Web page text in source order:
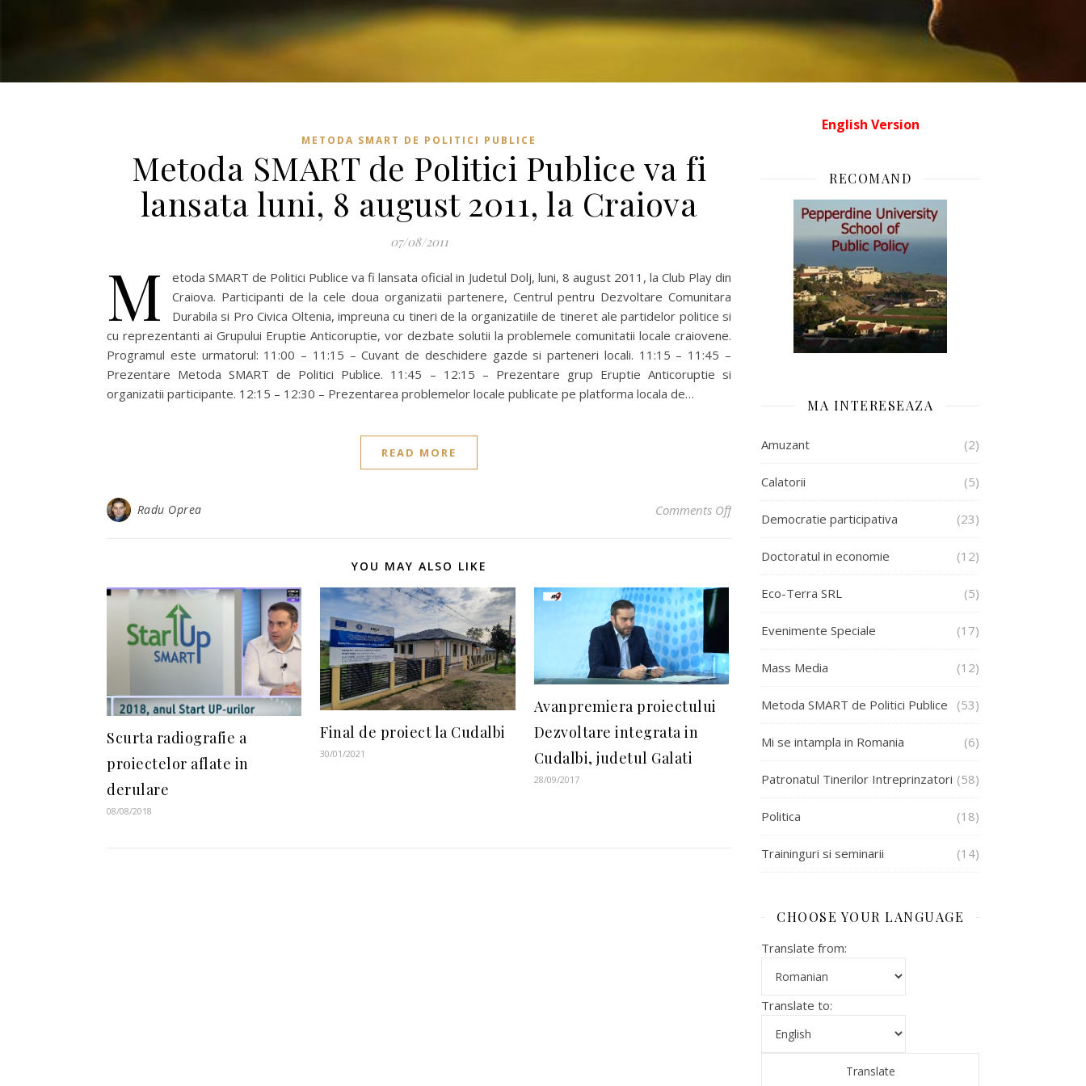
METODA SMART DE POLITICI PUBLICE
Metoda SMART de Politici Publice va fi
lansata luni, 8 august 2011, la Craiova
07/08/2011
M
etoda SMART de Politici Publice va fi lansata oficial in Judetul Dolj, luni, 8 august 2011, la Club Play din
Craiova. Participanti de la cele doua organizatii partenere, Centrul pentru Dezvoltare Comunitara
Durabila si Pro Civica Oltenia, impreuna cu tineri de la organizatiile de tineret ale partidelor politice si
cu reprezentanti ai Grupului Eruptie Anticoruptie, vor dezbate solutii la problemele comunitatii locale craiovene.
Programul este urmatorul: 11:00 – 11:15 – Cuvant de deschidere gazde si parteneri locali. 11:15 – 11:45 –
Prezentare Metoda SMART de Politici Publice. 11:45 – 12:15 – Prezentare grup Eruptie Anticoruptie si
organizatii participante. 12:15 – 12:30 – Prezentarea problemelor locale publicate pe platforma locala de…
READ MORE
Radu Oprea Comments Offon Metoda SMART de Politici Publice va fi lansata luni, 8 august
YOU MAY ALSO LIKE
Scurta radiografie a
proiectelor aflate in
derulare
08/08/2018
Final de proiect la Cudalbi
30/01/2021
Avanpremiera proiectului
Dezvoltare integrata in
Cudalbi, judetul Galati
28/09/2017
English Version
RECOMAND
MA INTERESEAZA
Amuzant (2)
Calatorii (5)
Democratie participativa (23)
Doctoratul in economie (12)
Eco-Terra SRL (5)
Evenimente Speciale (17)
Mass Media (12)
Metoda SMART de Politici Publice (53)
Mi se intampla in Romania (6)
Patronatul Tinerilor Intreprinzatori (58)
Politica (18)
Traininguri si seminarii (14)
CHOOSE YOUR LANGUAGE
Translate from:
Translate to: